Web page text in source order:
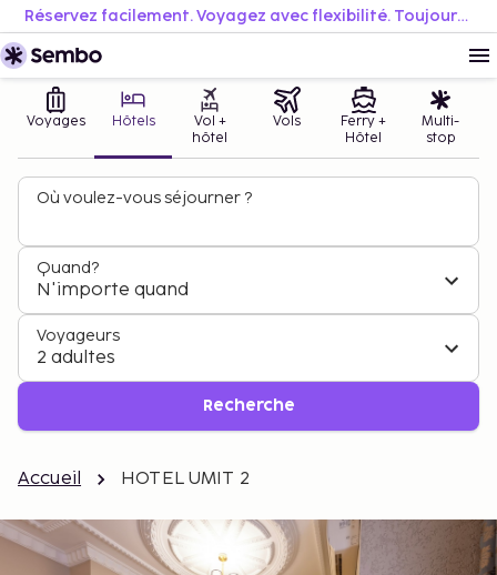
Réservez facilement. Voyagez avec flexibilité. Toujours au meilleur prix.
Voyages Hôtels
Vol +
hôtel
Vols
Ferry +
Hôtel
Multi-
stop
Où voulez-vous séjourner ?
Quand?
N'importe quand
Voyageurs
2 adultes
Recherche
Accueil HOTEL UMIT 2